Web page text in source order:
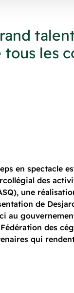
les
en spectacle
des
une
de
au
des
qui